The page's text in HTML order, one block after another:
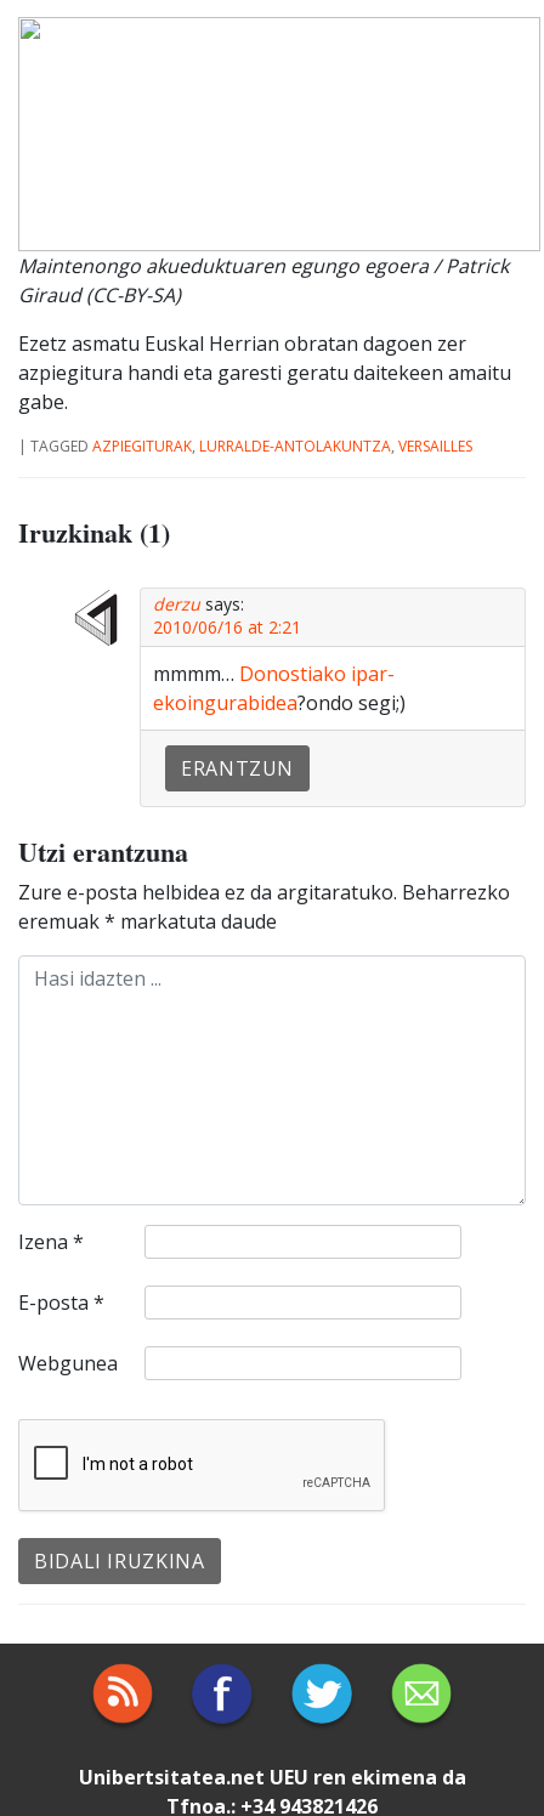
Maintenongo akueduktuaren egungo egoera / Patrick
Giraud (CC-BY-SA)
Ezetz asmatu Euskal Herrian obratan dagoen zer
azpiegitura handi eta garesti geratu daitekeen amaitu
gabe.
| TAGGED AZPIEGITURAK, LURRALDE-ANTOLAKUNTZA, VERSAILLES
Iruzkinak (1)
derzu says:
2010/06/16 at 2:21
mmmm… Donostiako ipar-
ekoingurabidea?ondo segi;)
ERANTZUN
Utzi erantzuna
Zure e-posta helbidea ez da argitaratuko. Beharrezko
eremuak* markatuta daude
Izena *
E-posta *
Webgunea
Unibertsitatea.net UEU ren ekimena da
Tfnoa.: +34 943821426